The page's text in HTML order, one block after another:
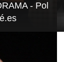
- Pol